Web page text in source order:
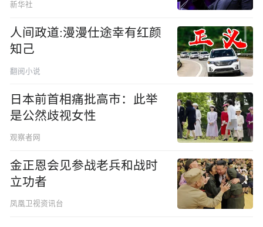
新华社
人间政道:漫漫仕途幸有红颜
知己
翻阅小说
日本前首相痛批高市：此举
是公然歧视女性
观察者网
金正恩会见参战老兵和战时
立功者
凤凰卫视资讯台